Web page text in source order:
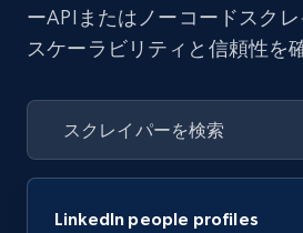
ーAPIまたはノーコードスク
スケーラビリティと信頼性を
LinkedIn people profiles